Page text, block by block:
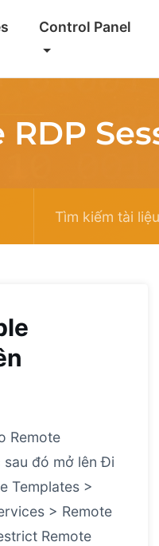
Control Panel
Remote
đó mở lên Đi
Templates >
> Remote
Remote